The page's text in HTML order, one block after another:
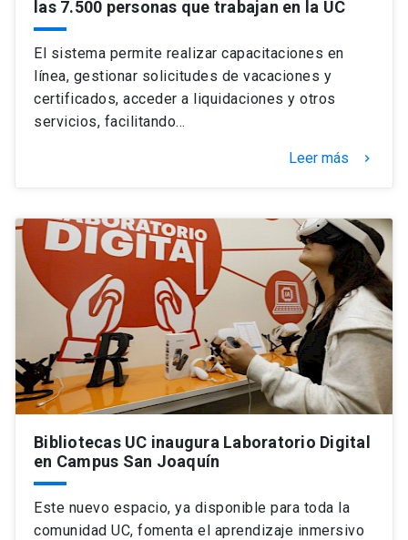
las 7.500 personas que trabajan en la UC
El sistema permite realizar capacitaciones en
línea, gestionar solicitudes de vacaciones y
certificados, acceder a liquidaciones y otros
servicios, facilitando…
Leer más keyboard_arrow_right
Bibliotecas UC inaugura Laboratorio Digital
en Campus San Joaquín
Este nuevo espacio, ya disponible para toda la
comunidad UC, fomenta el aprendizaje inmersivo